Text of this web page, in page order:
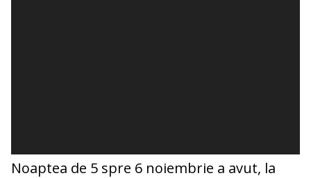
Noaptea de 5 spre 6 noiembrie a avut, la